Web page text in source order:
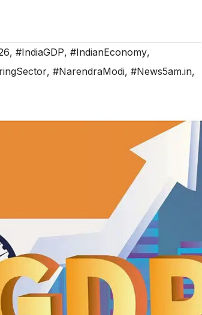
, #IndiaGDP, #IndianEconomy,
, #NarendraModi, #News5am.in,